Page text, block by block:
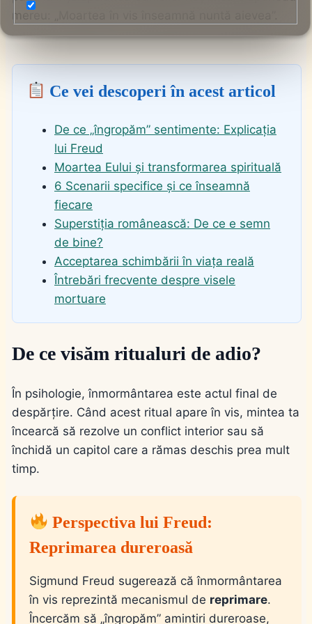
mereu: „Moartea în vis înseamnă nuntă aievea”.
Ce vei descoperi în acest articol
De ce „îngropăm” sentimente: Explicația
lui Freud
Moartea Eului și transformarea spirituală
6 Scenarii specifice și ce înseamnă
fiecare
Superstiția românească: De ce e semn
de bine?
Acceptarea schimbării în viața reală
Întrebări frecvente despre visele
mortuare
De ce visăm ritualuri de adio?
În psihologie, înmormântarea este actul final de
despărțire. Când acest ritual apare în vis, mintea ta
încearcă să rezolve un conflict interior sau să
închidă un capitol care a rămas deschis prea mult
timp.
Perspectiva lui Freud:
Reprimarea dureroasă
Sigmund Freud sugerează că înmormântarea
în vis reprezintă mecanismul de reprimare.
Încercăm să „îngropăm” amintiri dureroase,